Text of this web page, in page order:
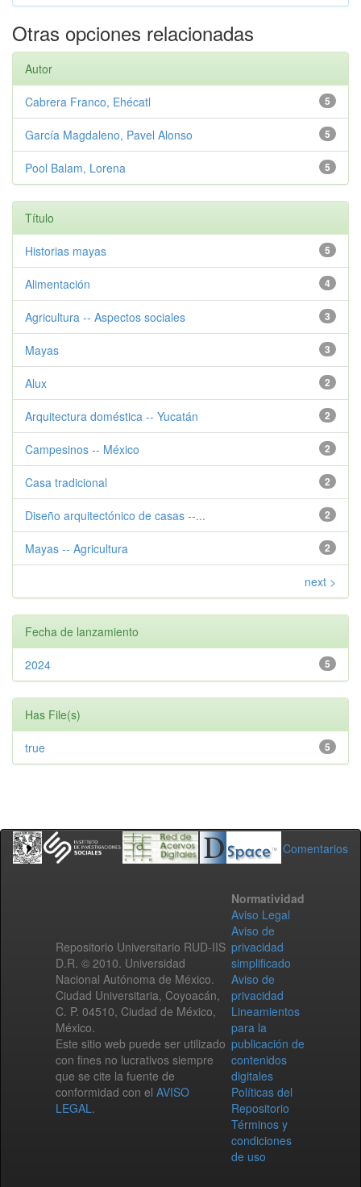
Otras opciones relacionadas
Autor
5
Cabrera Franco, Ehécatl
5
García Magdaleno, Pavel Alonso
5
Pool Balam, Lorena
Título
5
Historias mayas
4
Alimentación
3
Agricultura -- Aspectos sociales
3
Mayas
2
Alux
2
Arquitectura doméstica -- Yucatán
2
Campesinos -- México
2
Casa tradicional
2
Diseño arquitectónico de casas --...
2
Mayas -- Agricultura
next >
Fecha de lanzamiento
5
2024
Has File(s)
5
true
Comentarios
Repositorio Universitario RUD-IIS
D.R. © 2010. Universidad
Nacional Autónoma de México.
Ciudad Universitaria, Coyoacán,
C. P. 04510, Ciudad de México,
México.
Este sitio web puede ser utilizado
con fines no lucrativos siempre
que se cite la fuente de
conformidad con el AVISO
LEGAL.
Normatividad
Aviso Legal
Aviso de
privacidad
simplificado
Aviso de
privacidad
Lineamientos
para la
publicación de
contenidos
digitales
Políticas del
Repositorio
Términos y
condiciones
de uso